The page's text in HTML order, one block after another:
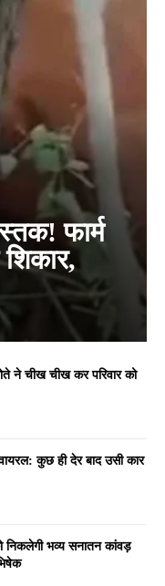
फार्म
ने चीख चीख कर परिवार को
कुछ ही देर बाद उसी कार
भव्य सनातन कांवड़